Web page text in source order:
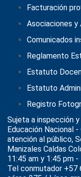
Facturación
Asociaciones y
Comunicados
Reglamento
Estatuto
Estatuto
Registro
Sujeta a inspección y
Educación Nacional -
atención al público,
Manizales Caldas
11:45 am y 1:45 pm
Tel conmutador +57